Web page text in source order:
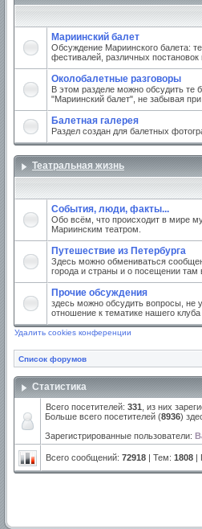
Мариинский балет
Обсуждение Мариинского балета:
фестивалей, различных постановок
Околобалетные разговоры
В этом разделе можно обсудить те
"Мариинский балет", не забывая
Балетная галерея
Раздел создан для балетных
Театральная жизнь
События, люди, факты...
Обо всём, что происходит в мире
Мариинским театром.
Путешествие из Петербурга
Здесь можно обмениваться
города и страны и о посещении
Прочие обсуждения
здесь можно обсудить вопросы, не
отношение к тематике нашего клуба
Удалить cookies конференции
Список форумов
Статистика
Всего посетителей: 331 , из них
Больше всего посетителей (8936)
Зарегистрированные пользователи:
Всего сообщений: 72918 | Тем: 1808 |